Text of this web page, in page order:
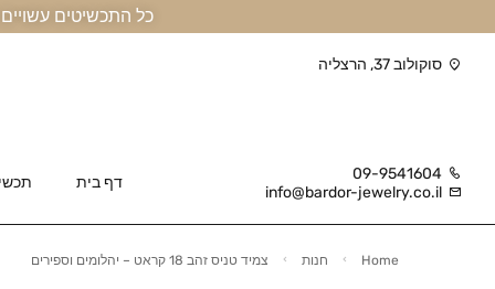
כל התכשיטים עשויים זהב אמיתי 14 קראט או יותר, ומגיעים בליווי
סוקולוב 37, הרצליה
09-9541604
info@bardor-jewelry.co.il
דף בית
Home חנות צמיד טניס זהב 18 קראט – יהלומים וספירים